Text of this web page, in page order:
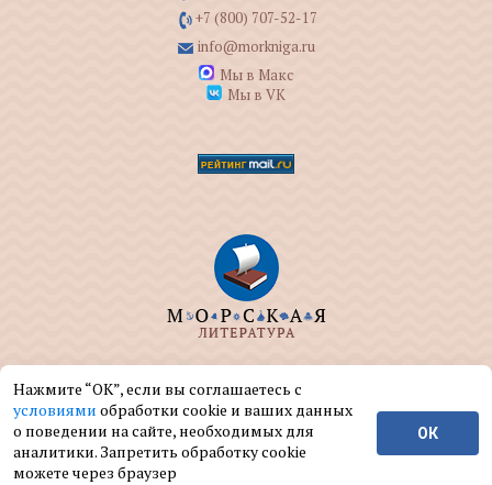
+7 (800) 707-52-17
info@morkniga.ru
Мы в Макс
Мы в VK
ООО "МОРКНИГА" занимается изданием и
реализацией книг на морскую тематику.
© ООО "МОРКНИГА", 2004 — 2026 г.
Нажмите “ОК”, если вы соглашаетесь с
условиями обработки cookie и ваших данных
о поведении на сайте, необходимых для
аналитики. Запретить обработку cookie
можете через браузер
ОК